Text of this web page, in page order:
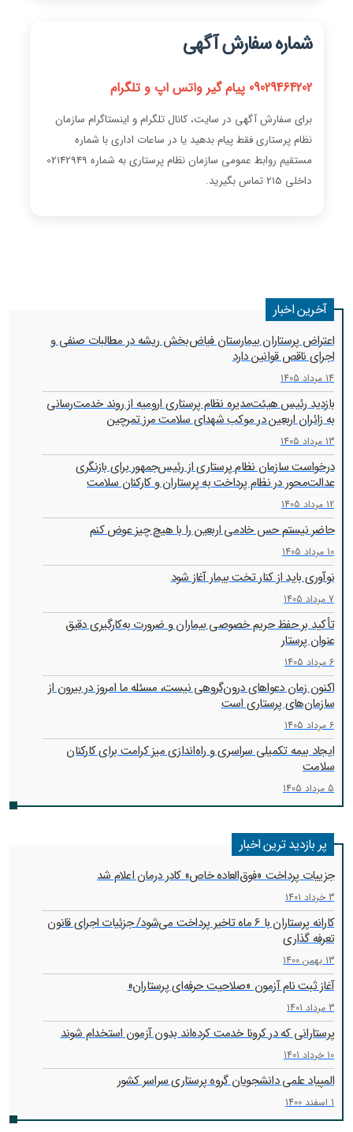
شماره سفارش آگهی
09029464202 پیام گیر واتس اپ و تلگرام
برای سفارش آگهی در سایت، کانال تلگرام و اینستاگرام سازمان
نظام پرستاری فقط پیام بدهید یا در ساعات اداری با شماره
مستقیم روابط عمومی سازمان نظام پرستاری به شماره 02142949
داخلی 215 تماس بگیرید.
آخرین اخبار
اعتراض پرستاران بیمارستان فیاض‌بخش ریشه در مطالبات صنفی و
اجرای ناقص قوانین دارد
14 مرداد 1405
بازدید رئیس هیئت‌مدیره نظام پرستاری ارومیه از روند خدمت‌رسانی
به زائران اربعین در موکب شهدای سلامت مرز تمرچین
13 مرداد 1405
درخواست سازمان نظام پرستاری از رئیس‌جمهور برای بازنگری
عدالت‌محور در نظام پرداخت به پرستاران و کارکنان سلامت
12 مرداد 1405
حاضر نیستم حس خادمی اربعین را با هیچ چیز عوض کنم
10 مرداد 1405
نوآوری باید از کنار تخت بیمار آغاز شود
7 مرداد 1405
تأکید بر حفظ حریم خصوصی بیماران و ضرورت به‌کارگیری دقیق
عنوان پرستار
6 مرداد 1405
اکنون زمان دعواهای درون‌گروهی نیست، مسئله ما امروز در بیرون از
سازمان‌های پرستاری است
6 مرداد 1405
ایجاد بیمه تکمیلی سراسری و راه‌اندازی میز کرامت برای کارکنان
سلامت
5 مرداد 1405
پر بازدید ترین اخبار
جزییات پرداخت «فوق‌العاده خاص» کادر درمان اعلام شد
3 خرداد 1401
کارانه‌ پرستاران با 6 ماه تاخیر پرداخت می‌شود/ جزئیات اجرای قانون
تعرفه گذاری
13 بهمن 1400
آغاز ثبت نام آزمون «صلاحیت حرفه‌ای پرستاران»
3 مرداد 1401
پرستارانی که در کرونا خدمت کرد‌ه‌اند بدون آزمون استخدام شوند
10 خرداد 1401
المپیاد علمی دانشجویان گروه پرستاری سراسر کشور
1 اسفند 1400